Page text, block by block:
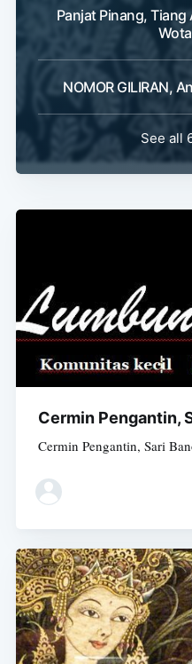
Panjat Pinang,
NOMOR GILIRAN,
See all
Cermin Pengantin,
Cermin Pengantin, Sari